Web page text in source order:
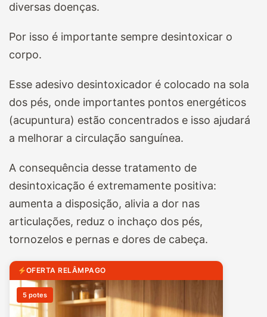
diversas doenças.
Por isso é importante sempre desintoxicar o
corpo.
Esse adesivo desintoxicador é colocado na sola
dos pés, onde importantes pontos energéticos
(acupuntura) estão concentrados e isso ajudará
a melhorar a circulação sanguínea.
A consequência desse tratamento de
desintoxicação é extremamente positiva:
aumenta a disposição, alivia a dor nas
articulações, reduz o inchaço dos pés,
tornozelos e pernas e dores de cabeça.
OFERTA RELÂMPAGO
5 potes